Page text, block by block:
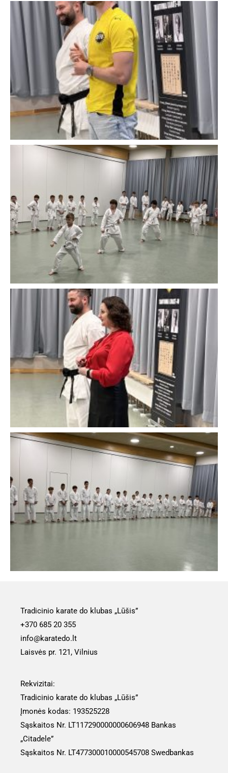
Tradicinio karate do klubas „Lūšis”
+370 685 20 355
info@karatedo.lt
Laisvės pr. 121, Vilnius
Rekvizitai:
Tradicinio karate do klubas „Lūšis”
Įmonės kodas: 193525228
Sąskaitos Nr. LT117290000000606948 Bankas
„Citadele”
Sąskaitos Nr. LT477300010000545708 Swedbankas